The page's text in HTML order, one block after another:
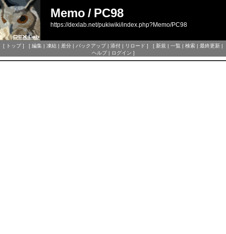
Memo / PC98
https://dexlab.net/pukiwiki/index.php?Memo/PC98
[ トップ] [ 編集 | 凍結 | 差分 | バックアップ| 添付 | リロード ] [ 新規 | 一覧 | 検索 | 最終更新 |
ヘルプ| ログイン ]